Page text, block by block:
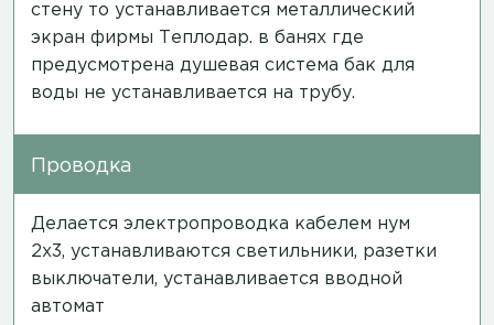
стену то устанавливается металлический
экран фирмы Теплодар. в банях где
предусмотрена душевая система бак для
воды не устанавливается на трубу.
Проводка
Делается электропроводка кабелем нум
2х3, устанавливаются светильники, разетки
выключатели, устанавливается вводной
автомат